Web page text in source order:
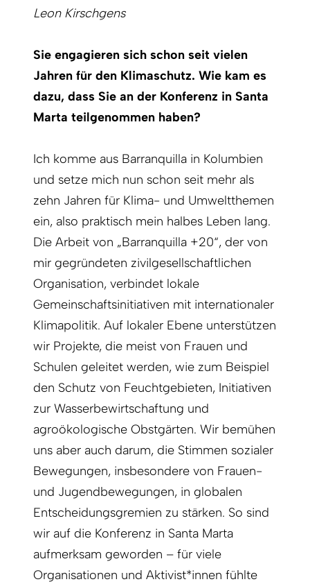
Leon Kirschgens
Sie engagieren sich schon seit vielen
Jahren für den Klimaschutz. Wie kam es
dazu, dass Sie an der Konferenz in Santa
Marta teilgenommen haben?
Ich komme aus Barranquilla in Kolumbien
und setze mich nun schon seit mehr als
zehn Jahren für Klima- und Umweltthemen
ein, also praktisch mein halbes Leben lang.
Die Arbeit von „Barranquilla +20“, der von
mir gegründeten zivilgesellschaftlichen
Organisation, verbindet lokale
Gemeinschaftsinitiativen mit internationaler
Klimapolitik. Auf lokaler Ebene unterstützen
wir Projekte, die meist von Frauen und
Schulen geleitet werden, wie zum Beispiel
den Schutz von Feuchtgebieten, Initiativen
zur Wasserbewirtschaftung und
agroökologische Obstgärten. Wir bemühen
uns aber auch darum, die Stimmen sozialer
Bewegungen, insbesondere von Frauen-
und Jugendbewegungen, in globalen
Entscheidungsgremien zu stärken. So sind
wir auf die Konferenz in Santa Marta
aufmerksam geworden – für viele
Organisationen und Aktivist*innen fühlte